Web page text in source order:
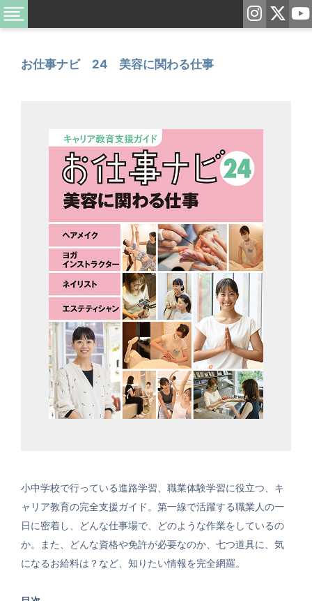
お仕事ナビ 24 美容に関わる仕事
小中学校で行っている進路学習、職業体験学習に役立つ、キ
ャリア教育の完全支援ガイド。第一線で活躍する職業人の一
日に密着し、どんな仕事場で、どのような作業をしているの
か。また、どんな資格や免許が必要なのか、七つ道具に、気
になるお給料は？など、知りたい情報を完全網羅。